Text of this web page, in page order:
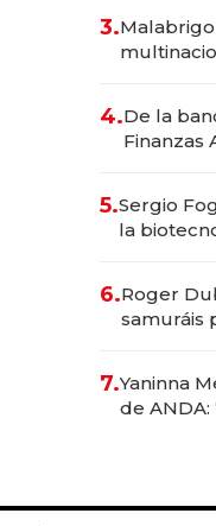
3.Malabrigo
4.De la
Finanzas
5.Sergio
la
6.Roger
samuráis
7.Yaninna
de ANDA: